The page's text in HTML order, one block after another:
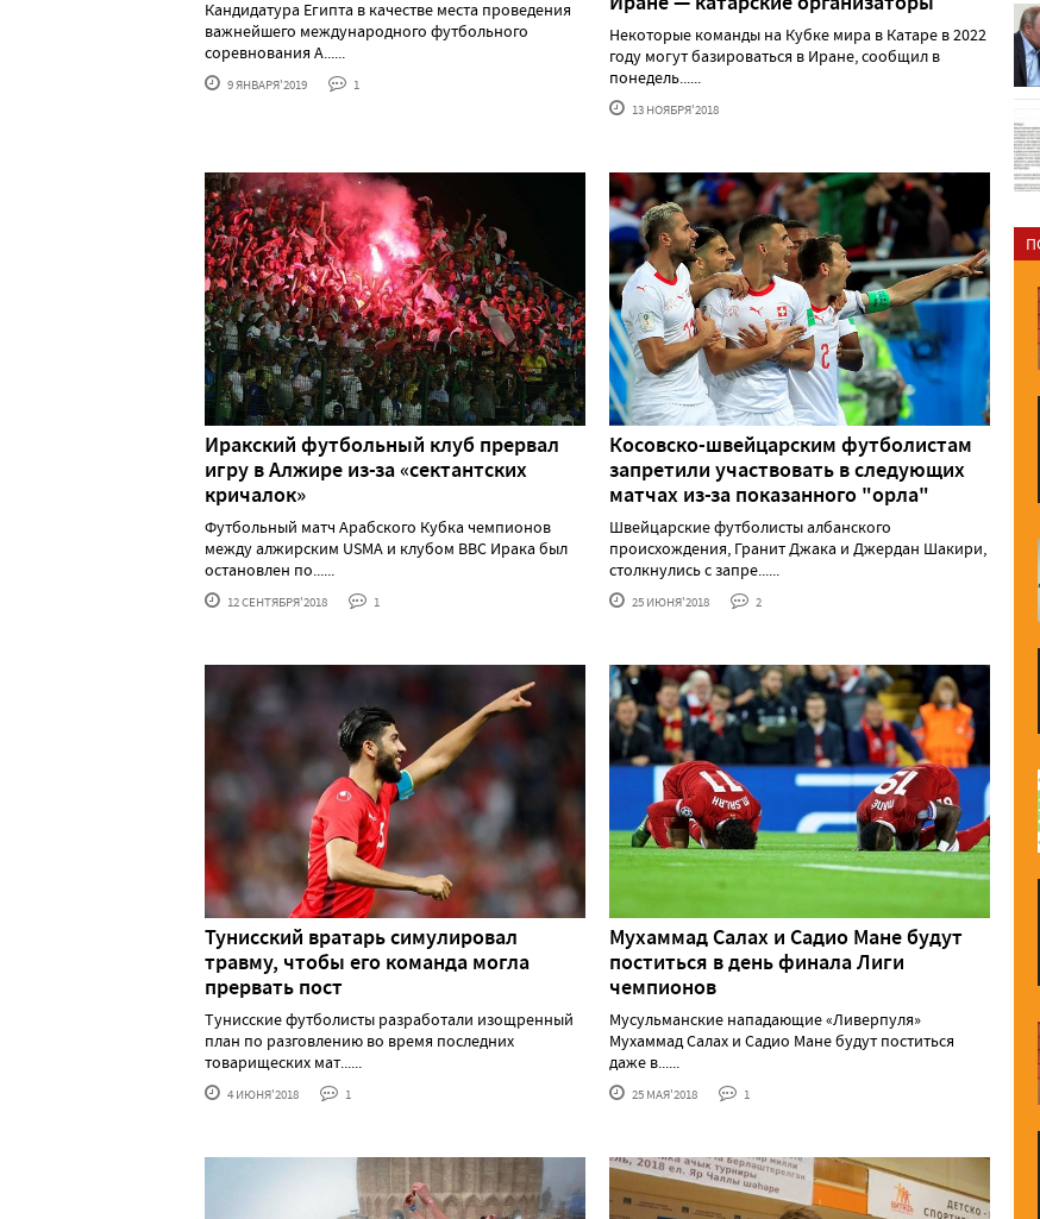
Кандидатура Египта в качестве места проведения
важнейшего международного футбольного
соревнования А......
9 ЯНВАРЯ'2019 1
Некоторые команды на Кубке мира в Катаре в 2022
году могут базироваться в Иране, сообщил в
понедель......
13 НОЯБРЯ'2018
Иракский футбольный клуб прервал
игру в Алжире из-за «сектантских
кричалок»
Футбольный матч Арабского Кубка чемпионов
между алжирским USMA и клубом ВВС Ирака был
остановлен по......
12 СЕНТЯБРЯ'2018 1
Косовско-швейцарским футболистам
запретили участвовать в следующих
матчах из-за показанного "орла"
Швейцарские футболисты албанского
происхождения, Гранит Джака и Джердан Шакири,
столкнулись с запре......
25 ИЮНЯ'2018 2
Тунисский вратарь симулировал
травму, чтобы его команда могла
прервать пост
Тунисские футболисты разработали изощренный
план по разговлению во время последних
товарищеских мат......
4 ИЮНЯ'2018 1
Мухаммад Салах и Садио Мане будут
поститься в день финала Лиги
чемпионов
Мусульманские нападающие «Ливерпуля»
Мухаммад Салах и Садио Мане будут поститься
даже в......
25 МАЯ'2018 1